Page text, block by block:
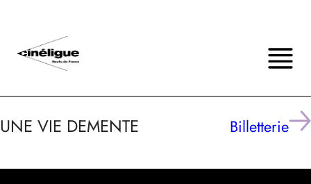
UNE VIE DEMENTE Billetterie